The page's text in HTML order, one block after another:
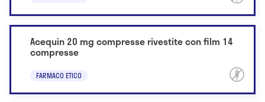
Acequin 20 mg compresse rivestite con film 14
compresse
FARMACO ETICO